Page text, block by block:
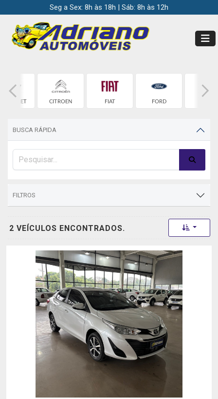
Seg a Sex: 8h às 18h | Sáb: 8h às 12h
CITROEN FIAT FORD
BUSCA RÁPIDA
FILTROS
2 VEÍCULOS ENCONTRADOS. Toggle